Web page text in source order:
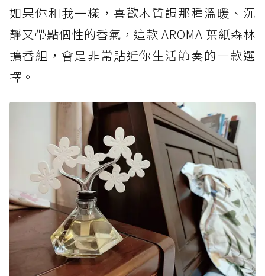
如果你和我一樣，喜歡木質調那種溫暖、沉
靜又帶點個性的香氣，這款 AROMA 葉紙森林
擴香組，會是非常貼近你生活節奏的一款選
擇。